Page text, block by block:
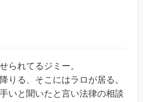
られてるジミー。
りる、そこにはラロが居る。
いと聞いたと言い法律の相談